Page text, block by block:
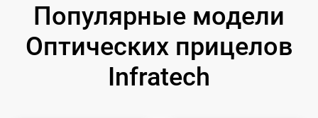
Популярные модели
Оптических прицелов
Infratech